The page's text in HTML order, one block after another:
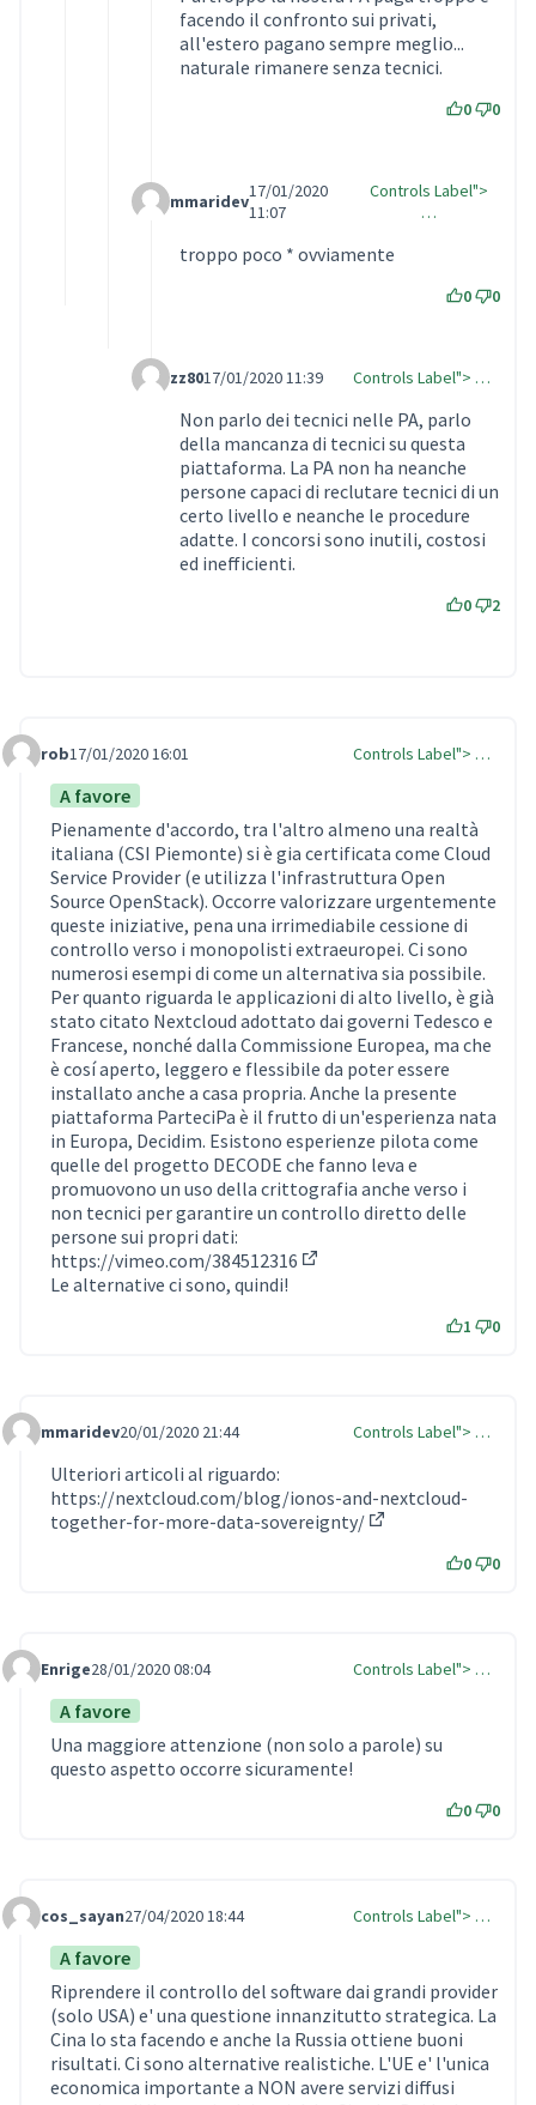
facendo il confronto sui privati,
all'estero pagano sempre meglio...
naturale rimanere senza tecnici.
0 0
Comment Label Reply
mmaridev17/01/2020
11:07
Controls Label">
…
troppo poco * ovviamente
0 0
Comment Label Reply
zz8017/01/2020 11:39 Controls Label"> …
Non parlo dei tecnici nelle PA, parlo
della mancanza di tecnici su questa
piattaforma. La PA non ha neanche
persone capaci di reclutare tecnici di un
certo livello e neanche le procedure
adatte. I concorsi sono inutili, costosi
ed inefficienti.
0 2
Comment Label
rob17/01/2020 16:01 Controls Label"> …
A favore
Pienamente d'accordo, tra l'altro almeno una realtà
italiana (CSI Piemonte) si è gia certificata come Cloud
Service Provider (e utilizza l'infrastruttura Open
Source OpenStack). Occorre valorizzare urgentemente
queste iniziative, pena una irrimediabile cessione di
controllo verso i monopolisti extraeuropei. Ci sono
numerosi esempi di come un alternativa sia possibile.
Per quanto riguarda le applicazioni di alto livello, è già
stato citato Nextcloud adottato dai governi Tedesco e
Francese, nonché dalla Commissione Europea, ma che
è cosí aperto, leggero e flessibile da poter essere
installato anche a casa propria. Anche la presente
piattaforma ParteciPa è il frutto di un'esperienza nata
in Europa, Decidim. Esistono esperienze pilota come
quelle del progetto DECODE che fanno leva e
promuovono un uso della crittografia anche verso i
non tecnici per garantire un controllo diretto delle
persone sui propri dati:
https://vimeo.com/384512316
Le alternative ci sono, quindi!
1 0
Comment Label
mmaridev20/01/2020 21:44 Controls Label"> …
Ulteriori articoli al riguardo:
https://nextcloud.com/blog/ionos-and-nextcloud-
together-for-more-data-sovereignty/
0 0
Comment Label
Enrige28/01/2020 08:04 Controls Label"> …
A favore
Una maggiore attenzione (non solo a parole) su
questo aspetto occorre sicuramente!
0 0
Comment Label
cos_sayan27/04/2020 18:44 Controls Label"> …
A favore
Riprendere il controllo del software dai grandi provider
(solo USA) e' una questione innanzitutto strategica. La
Cina lo sta facendo e anche la Russia ottiene buoni
risultati. Ci sono alternative realistiche. L'UE e' l'unica
economica importante a NON avere servizi diffusi